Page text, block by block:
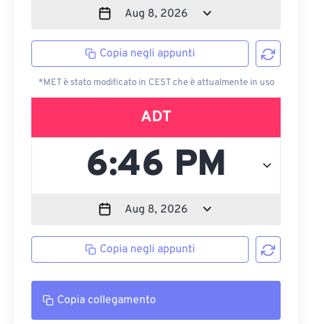
Copia negli appunti
*MET è stato modificato in CEST che è attualmente in uso
ADT
Copia negli appunti
Copia collegamento